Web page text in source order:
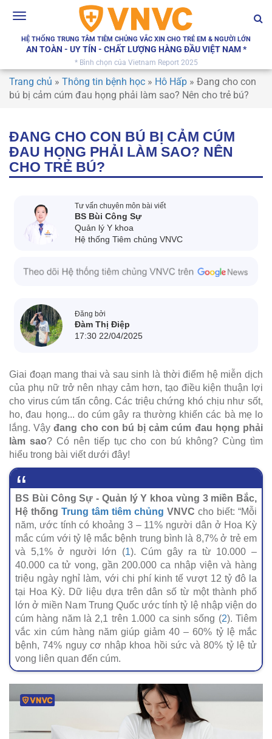
Toggle
HỆ THỐNG TRUNG TÂM TIÊM CHỦNG VẮC XIN CHO TRẺ EM & NGƯỜI LỚN
AN TOÀN - UY TÍN - CHẤT LƯỢNG HÀNG ĐẦU VIỆT NAM *
* Bình chọn của Vietnam Report 2025
Trang chủ » Thông tin bệnh học » Hô Hấp » Đang cho con
bú bị cảm cúm đau họng phải làm sao? Nên cho trẻ bú?
ĐANG CHO CON BÚ BỊ CẢM CÚM
ĐAU HỌNG PHẢI LÀM SAO? NÊN
CHO TRẺ BÚ?
Tư vấn chuyên môn bài viết
BS Bùi Công Sự
Quản lý Y khoa
Hệ thống Tiêm chủng VNVC
Đăng bởi
Đàm Thị Điệp
17:30 22/04/2025
Giai đoạn mang thai và sau sinh là thời điểm hệ miễn dịch
của phụ nữ trở nên nhạy cảm hơn, tạo điều kiện thuận lợi
cho virus cúm tấn công. Các triệu chứng khó chịu như sốt,
ho, đau họng... do cúm gây ra thường khiến các bà mẹ lo
lắng. Vậyđang cho con bú bị cảm cúm đau họng phải
làm sao? Có nên tiếp tục cho con bú không? Cùng tìm
hiểu trong bài viết dưới đây!
BS Bùi Công Sự - Quản lý Y khoa vùng 3 miền Bắc,
Hệ thống Trung tâm tiêm chủng VNVC cho biết: “Mỗi
năm, ước tính có khoảng 3 – 11% người dân ở Hoa Kỳ
mắc cúm với tỷ lệ mắc bệnh trung bình là 8,7% ở trẻ em
và 5,1% ở người lớn (1). Cúm gây ra từ 10.000 –
40.000 ca tử vong, gần 200.000 ca nhập viện và hàng
triệu ngày nghỉ làm, với chi phí kinh tế vượt 12 tỷ đô la
tại Hoa Kỳ. Dữ liệu dựa trên dân số từ một thành phố
lớn ở miền Nam Trung Quốc ước tính tỷ lệ nhập viện do
cúm hàng năm là 2,1 trên 1.000 ca sinh sống (2). Tiêm
vắc xin cúm hàng năm giúp giảm 40 – 60% tỷ lệ mắc
bệnh, 74% nguy cơ nhập khoa hồi sức và 80% tỷ lệ tử
vong liên quan đến cúm.